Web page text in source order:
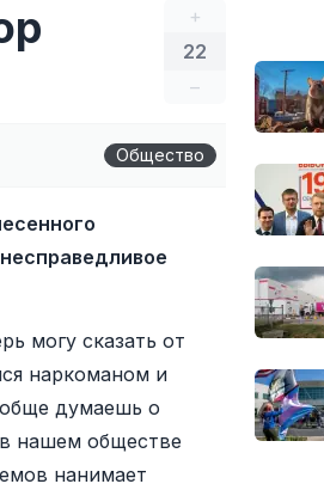
+
22
–
Общество
могу сказать от
наркоманом и
думаешь о
нашем обществе
нанимает